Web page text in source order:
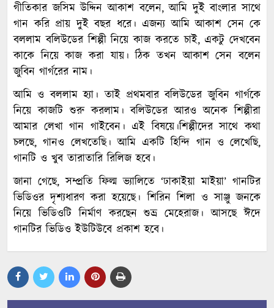
গীতিকার জসিম উদ্দিন আকাশ বলেন, আমি দুই বাংলার সাথে
গান করি প্রায় দুই বছর ধরে। এজন্য আমি আকাশ সেন কে
বললাম বলিউডের শিল্পী নিয়ে কাজ করতে চাই, একটু দেখবেন
কাকে নিয়ে কাজ করা যায়। ঠিক তখন আকাশ সেন বলেন
জুবিন গার্গরের নাম।
আমি ও বললাম হ্যা। তাই প্রথমবার বলিউডের জুবিন গার্গকে
নিয়ে কাজটি শুরু করলাম। বলিউডের আরও অনেক শিল্পীরা
আমার লেখা গান গাইবেন। এই বিষয়ে।শিল্পীদের সাথে কথা
চলছে, গানও লেখতেছি। আমি একটি হিন্দি গান ও লেখেছি,
গানটি ও খুব তারাতারি রিলিজ হবে।
জানা গেছে, সম্প্রতি ফিল্ম ভ্যালিতে ‘ঢাকাইয়া মাইয়া’ গানটির
ভিডিওর দৃশ্যধারণ করা হয়েছে। শিরিন শিলা ও সাঞ্জু জনকে
নিয়ে ভিডিওটি নির্মাণ করছেন শুভ্র মেহেরাজ। আসছে ঈদে
গানটির ভিডিও ইউটিউবে প্রকাশ হবে।